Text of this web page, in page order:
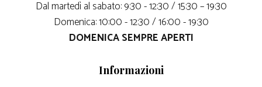
Dal martedì al sabato: 9:30 - 12:30 / 15:30 – 19:30
Domenica: 10:00 - 12:30 / 16:00 - 19:30
DOMENICA SEMPRE APERTI
Informazioni